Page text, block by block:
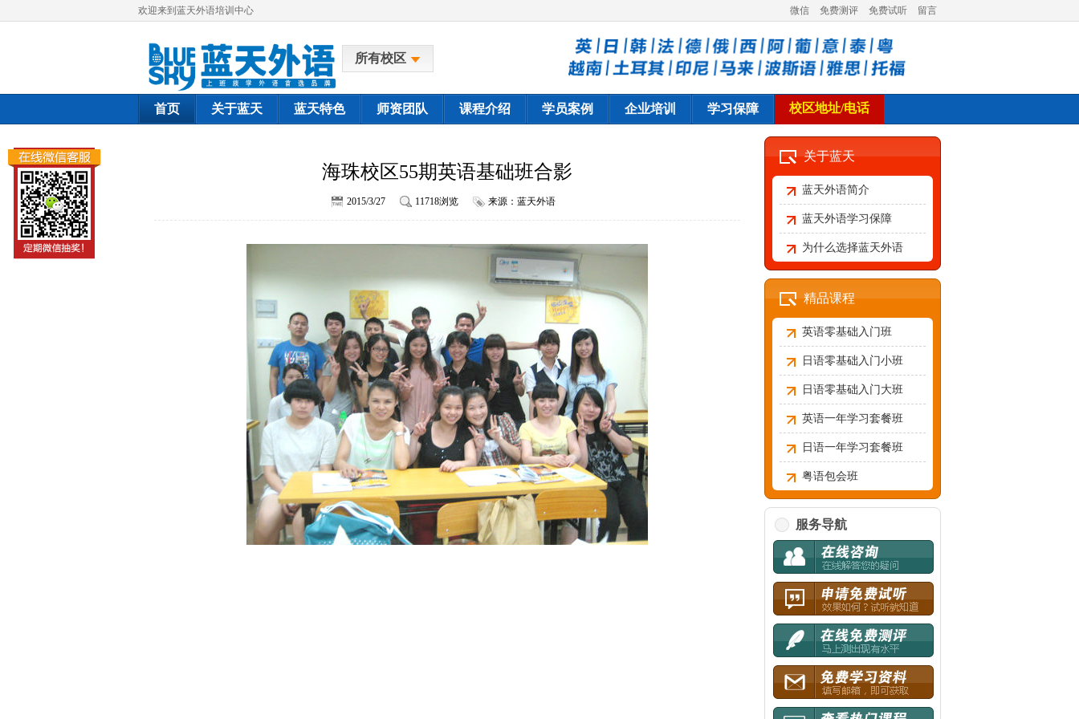
微信 免费测评 免费试听 留言
欢迎来到蓝天外语培训中心
所有校区
首页 关于蓝天 蓝天特色 师资团队 课程介绍 学员案例 企业培训 学习保障 校区地址/电话
海珠校区55期英语基础班合影
2015/3/27 11718浏览 来源：蓝天外语
关于蓝天
蓝天外语简介
蓝天外语学习保障
为什么选择蓝天外语
精品课程
英语零基础入门班
日语零基础入门小班
日语零基础入门大班
英语一年学习套餐班
日语一年学习套餐班
粤语包会班
服务导航